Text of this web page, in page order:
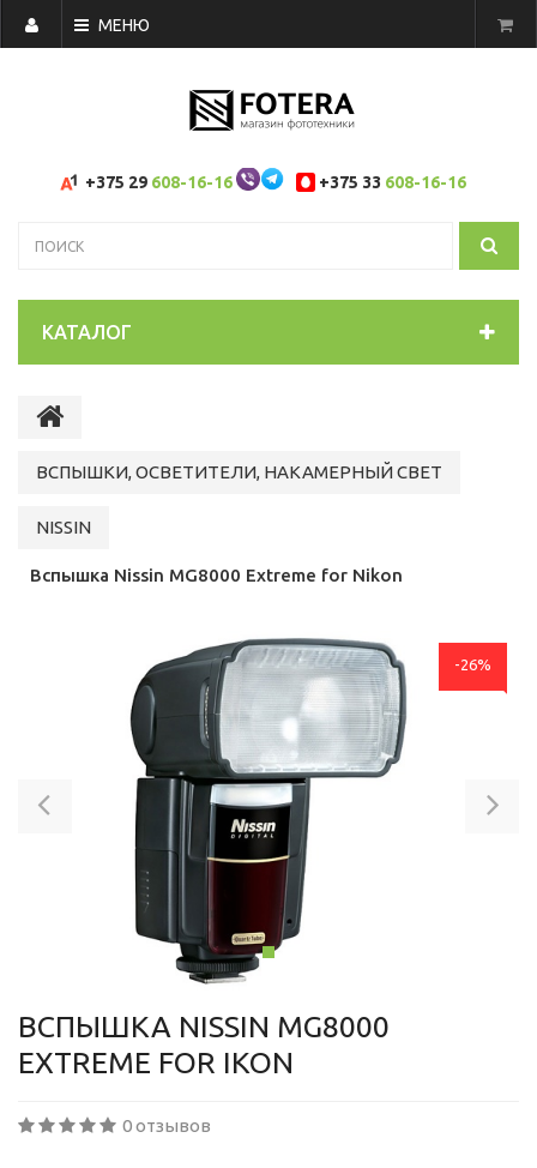
МЕНЮ
+375 29 608-16-16 +375 33 608-16-16
КАТАЛОГ
ВСПЫШКИ, ОСВЕТИТЕЛИ, НАКАМЕРНЫЙ СВЕТ
NISSIN
Вспышка Nissin MG8000 Extreme for Nikon
-26%
Previous
ВСПЫШКА NISSIN MG8000
EXTREME FOR IKON
0 отзывов